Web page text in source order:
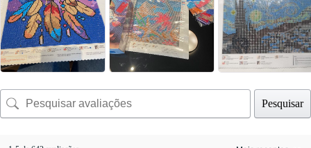
Pesquisar